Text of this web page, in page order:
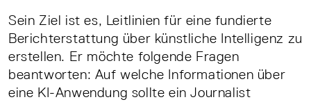
Sein Ziel ist es, Leitlinien für eine fundierte
Berichterstattung über künstliche Intelligenz zu
erstellen. Er möchte folgende Fragen
beantworten: Auf welche Informationen über
eine KI-Anwendung sollte ein Journalist